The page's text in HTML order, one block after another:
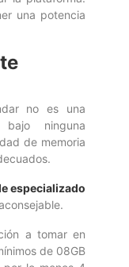
una potencia
no es una
ninguna
de memoria
especializado
a tomar en
de 08GB